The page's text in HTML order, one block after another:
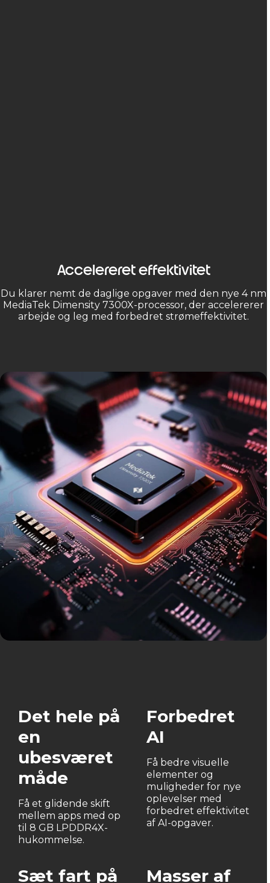
Accelereret effektivitet
Du klarer nemt de daglige opgaver med den nye 4 nm
MediaTek Dimensity 7300X-processor, der accelererer
arbejde og leg med forbedret strømeffektivitet.
Det hele på
en
ubesværet
måde
Få et glidende skift
mellem apps med op
til 8 GB LPDDR4X-
hukommelse.
Forbedret
AI
Få bedre visuelle
elementer og
muligheder for nye
oplevelser med
forbedret effektivitet
af AI-opgaver.
Sæt fart på Masser af